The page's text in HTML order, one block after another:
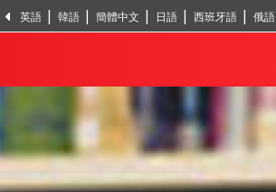
英語 韓語 簡體中文 日語 西班牙語 俄語